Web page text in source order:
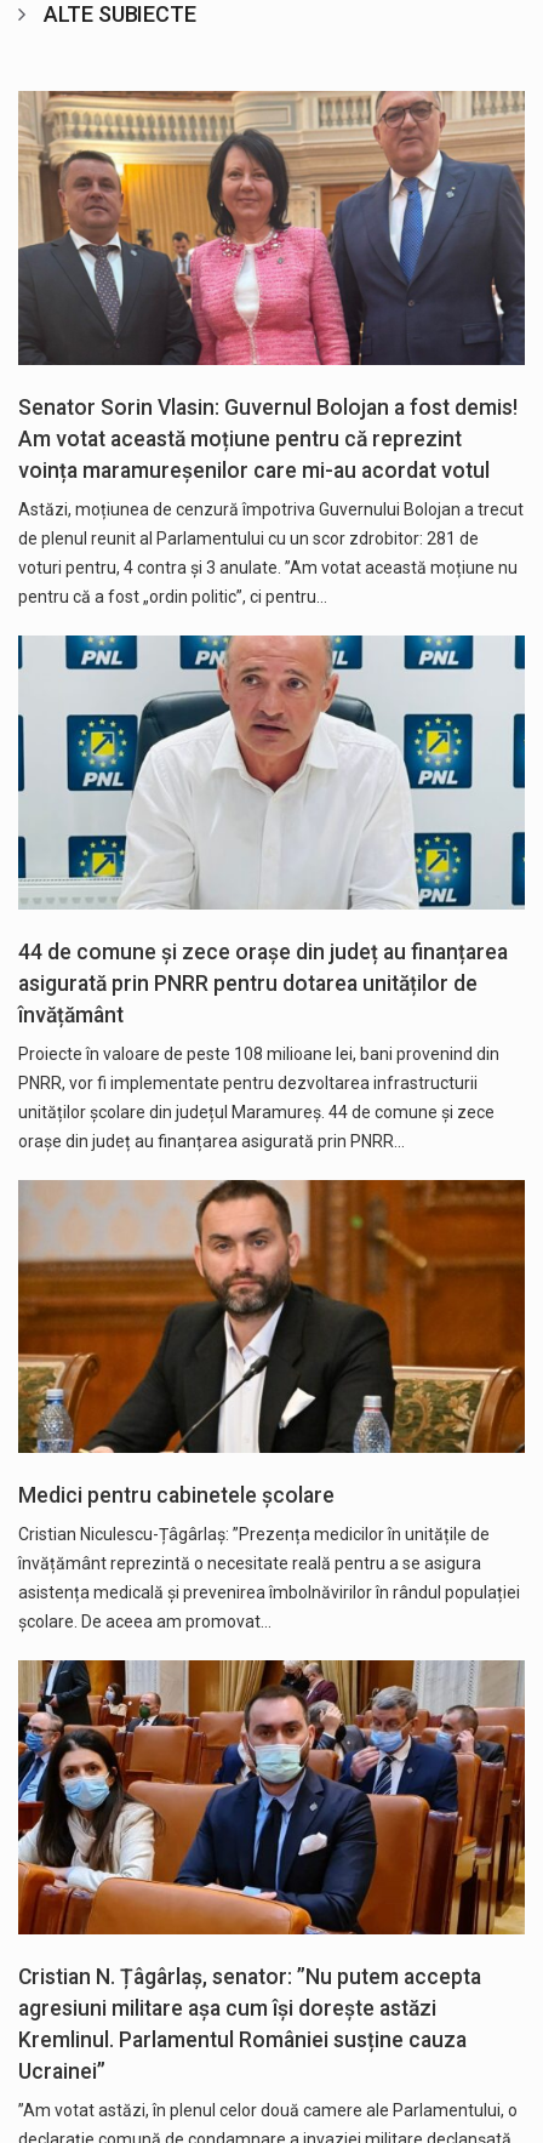
ALTE SUBIECTE
Senator Sorin Vlasin: Guvernul Bolojan a fost demis!
Am votat această moțiune pentru că reprezint
voința maramureșenilor care mi-au acordat votul
Astăzi, moțiunea de cenzură împotriva Guvernului Bolojan a trecut
de plenul reunit al Parlamentului cu un scor zdrobitor: 281 de
voturi pentru, 4 contra și 3 anulate. ”Am votat această moțiune nu
pentru că a fost „ordin politic”, ci pentru…
44 de comune și zece orașe din județ au finanțarea
asigurată prin PNRR pentru dotarea unităților de
învățământ
Proiecte în valoare de peste 108 milioane lei, bani provenind din
PNRR, vor fi implementate pentru dezvoltarea infrastructurii
unităților școlare din județul Maramureș. 44 de comune și zece
orașe din județ au finanțarea asigurată prin PNRR…
Medici pentru cabinetele școlare
Cristian Niculescu-Țâgârlaș: ”Prezența medicilor în unitățile de
învățământ reprezintă o necesitate reală pentru a se asigura
asistența medicală și prevenirea îmbolnăvirilor în rândul populației
școlare. De aceea am promovat…
Cristian N. Țâgârlaș, senator: ”Nu putem accepta
agresiuni militare așa cum își dorește astăzi
Kremlinul. Parlamentul României susține cauza
Ucrainei”
”Am votat astăzi, în plenul celor două camere ale Parlamentului, o